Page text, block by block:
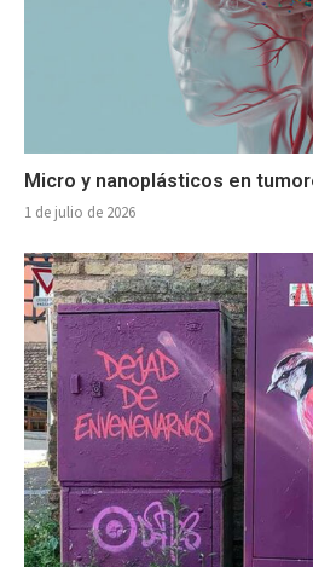
Micro y nanoplásticos en
1 de julio de 2026